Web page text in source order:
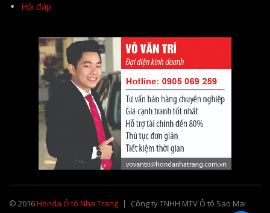
Hỏi đáp
© 2016Honda Ô tô Nha Trang
Công ty TNHH MTV Ô tô Sao Mai